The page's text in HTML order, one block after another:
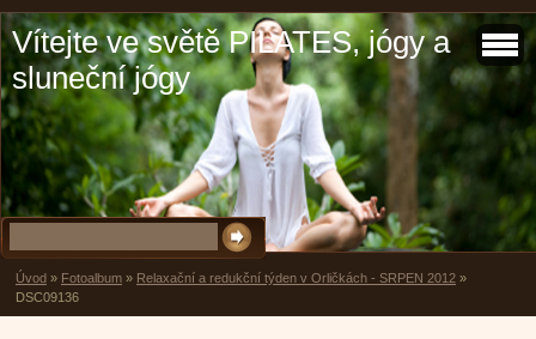
Vítejte ve světě PILATES, jógy a
sluneční jógy
Úvod » Fotoalbum » Relaxační a redukční týden v Orličkách - SRPEN 2012 »
DSC09136